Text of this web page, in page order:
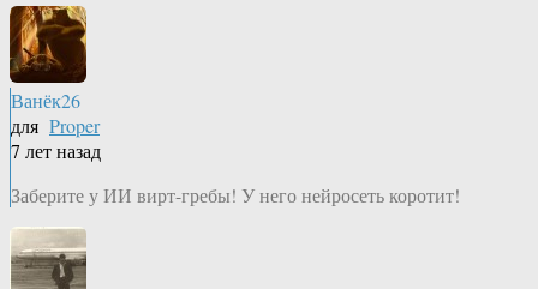
Ванёк26
для Proper
7 лет назад
Заберите у ИИ вирт-гребы! У него нейросеть коротит!